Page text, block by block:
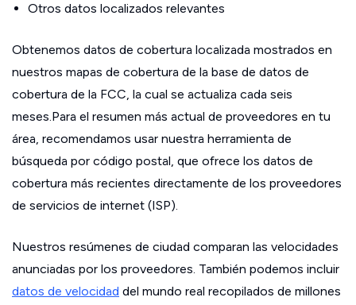
Otros datos localizados relevantes
Obtenemos datos de cobertura localizada mostrados en
nuestros mapas de cobertura de la base de datos de
cobertura de la FCC, la cual se actualiza cada seis
meses.Para el resumen más actual de proveedores en tu
área, recomendamos usar nuestra herramienta de
búsqueda por código postal, que ofrece los datos de
cobertura más recientes directamente de los proveedores
de servicios de internet (ISP).
Nuestros resúmenes de ciudad comparan las velocidades
anunciadas por los proveedores. También podemos incluir
datos de velocidad del mundo real recopilados de millones